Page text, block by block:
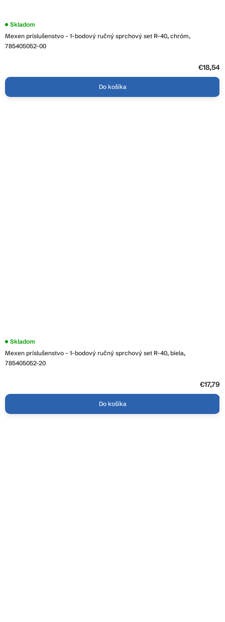
Mexen príslušenstvo - 1-bodový ručný sprchový set R-40, chróm,
785405052-00
Skladom
€18,54
Do košíka
Mexen príslušenstvo - 1-bodový ručný sprchový set R-40, biela,
785405052-20
Skladom
€17,79
Do košíka